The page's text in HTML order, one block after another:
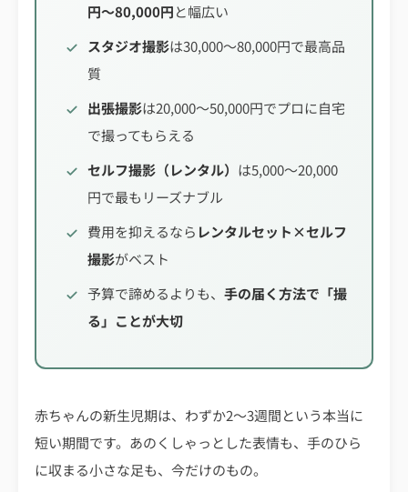
円〜80,000円と幅広い
スタジオ撮影は30,000〜80,000円で最高品
質
出張撮影は20,000〜50,000円でプロに自宅
で撮ってもらえる
セルフ撮影（レンタル） は5,000〜20,000
円で最もリーズナブル
費用を抑えるなら レンタルセット×セルフ
撮影がベスト
予算で諦めるよりも、 手の届く方法で「撮
る」ことが大切
赤ちゃんの新生児期は、わずか2〜3週間という本当に
短い期間です。あのくしゃっとした表情も、手のひら
に収まる小さな足も、今だけのもの。